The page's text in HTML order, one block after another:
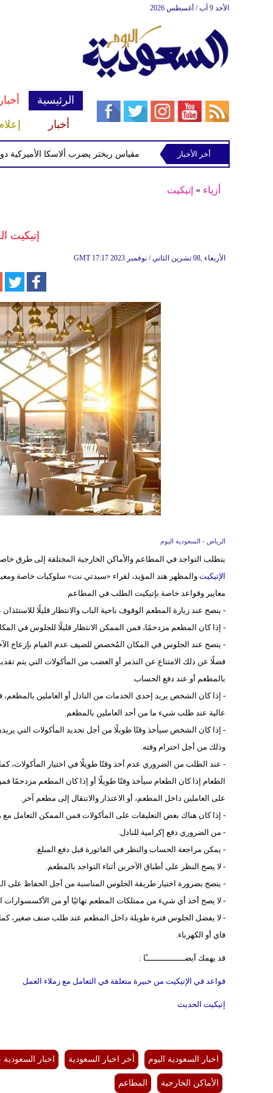
الأحد 9 آب / أغسطس 2026
الرئيسية
أخبار
أخر الأخبار
أزياء » إتيكيت
إتيكيت
GMT 17:17 2023 الأربعاء ,08 تشرين الثاني / نوفمبر
الرياض - السعودية اليوم
يتطلب التواجد في المطاعم والأماكن الخارجية المختلفة إلى طرق
الإتيكيتوالمظهر هند المؤيد، لقراء «سيدتي.نت» سلوكيات خاصة
معايير وقواعد خاصة بإتيكيت الطلب في المطاعم
- ينصح عند زيارة المطعم الوقوف ناحية الباب والانتظار قليلًا
- إذا كان المطعم مزدحمًا، فمن الممكن الانتظار قليلًا للجلوس في
- ينصح عند الجلوس في المكان المُخصص للضيف عدم القيام بإزعاج
فضلًا عن ذلك الامتناع عن التذمر أو الغضب من المأكولات التي يتم
بالمطعم أو عند دفع الحساب.
- إذا كان الشخص يريد إحدى الخدمات من النادل أو العاملين
عالية عند طلب شيء ما من أحد العاملين بالمطعم.
- إذا كان الشخص سيأخذ وقتًا طويلًا من أجل تحديد المأكولات التي
وذلك من أجل احترام وقته.
- عند الطلب من الضروري عدم أخذ وقتًا طويلًا في اختيار
الطعام إذا كان الطعام سيأخذ وقتًا طويلًا أو إذا كان المطعم
على العاملين داخل المطعم، أو الاعتذار والانتقال إلى مطعم آخر.
- إذا كان هناك بعض التعليقات على المأكولات فمن الممكن التعامل
- من الضروري دفع إكرامية للنادل.
- يمكن مراجعة الحساب والنظر في الفاتورة قبل دفع المبلغ.
- لا يصح النظر على أطباق الآخرين أثناء التواجد بالمطعم.
- ينصح بضرورة اختيار طريقة الجلوس المناسبة من أجل الحفاظ على
- لا يصح أخذ أي شيء من ممتلكات المطعم نهائيًا أو من الأكسسوارات
- لا يفضل الجلوس فترة طويلة داخل المطعم عند طلب صنف صغير، كما
فاي أو الكهرباء.
قد يهمك أيضــــــــــــــــًا :
قواعد في الإتيكيت من خبيرة متعلقة في التعامل مع زملاء العمل
إتيكيت الحديث
اخبار السعودية اليوم أخر اخبار السعودية اخبار
الأماكن الخارجية المطاعم